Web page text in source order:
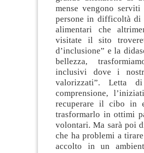
mense vengono
persone in difficoltà di
alimentari che
visitate il sito
d’inclusione” e la
bellezza,
inclusivi dove i
valorizzati”. Letta
comprensione,
recuperare il cibo in
trasformarlo in ottimi
volontari. Ma sarà poi
che ha problemi a
accolto in un